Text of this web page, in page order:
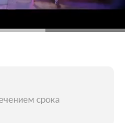
срока